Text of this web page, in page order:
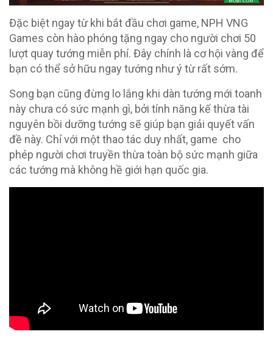
Đặc biệt ngay từ khi bắt đầu chơi game, NPH VNG
Games còn hào phóng tặng ngay cho người chơi 50
lượt quay tướng miễn phí. Đây chính là cơ hội vàng để
bạn có thể sở hữu ngay tướng như ý từ rất sớm.
Song bạn cũng đừng lo lắng khi dàn tướng mới toanh
này chưa có sức mạnh gì, bởi tính năng kế thừa tài
nguyên bồi dưỡng tướng sẽ giúp bạn giải quyết vấn
đề này. Chỉ với một thao tác duy nhất, game cho
phép người chơi truyền thừa toàn bộ sức mạnh giữa
các tướng mà không hề giới hạn quốc gia.